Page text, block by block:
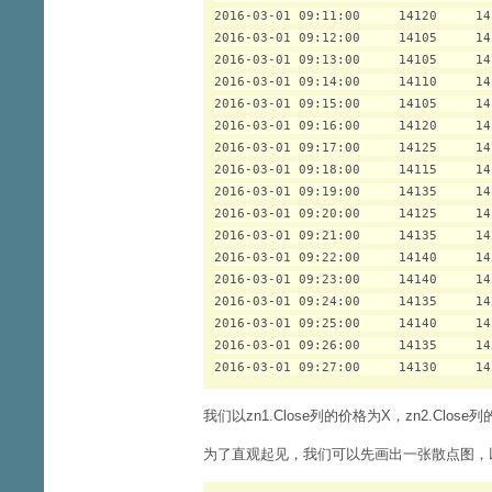
2016-03-01 09:11:00     14120
2016-03-01 09:12:00     14105
2016-03-01 09:13:00     14105
2016-03-01 09:14:00     14110
2016-03-01 09:15:00     14105
2016-03-01 09:16:00     14120
2016-03-01 09:17:00     14125
2016-03-01 09:18:00     14115
2016-03-01 09:19:00     14135
2016-03-01 09:20:00     14125
2016-03-01 09:21:00     14135
2016-03-01 09:22:00     14140
2016-03-01 09:23:00     14140
2016-03-01 09:24:00     14135
2016-03-01 09:25:00     14140
2016-03-01 09:26:00     14135
我们以zn1.Close列的价格为X，zn2.Close
为了直观起见，我们可以先画出一张散点图